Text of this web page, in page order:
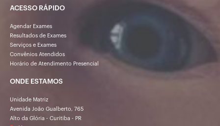
ACESSO RÁPIDO
Agendar Exames
Resultados de Exames
Serviços e Exames
Convênios Atendidos
Horário de Atendimento Presencial
ONDE ESTAMOS
Unidade Matriz
Avenida João Gualberto, 765
Alto da Glória - Curitiba - PR